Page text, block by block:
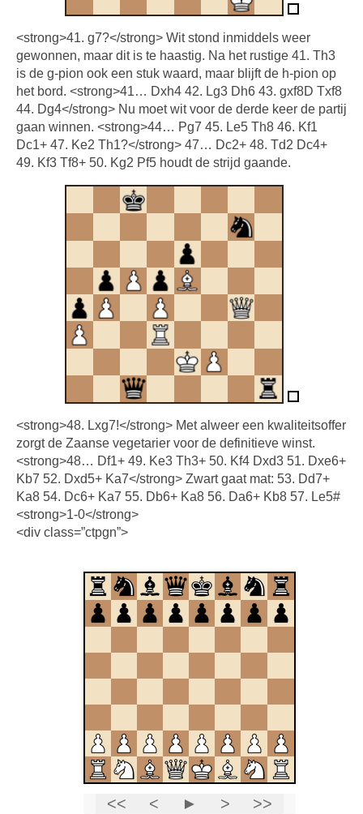
<strong>41. g7?</strong> Wit stond inmiddels weer
gewonnen, maar dit is te haastig. Na het rustige 41. Th3
is de g-pion ook een stuk waard, maar blijft de h-pion op
het bord. <strong>41… Dxh4 42. Lg3 Dh6 43. gxf8D Txf8
44. Dg4</strong> Nu moet wit voor de derde keer de partij
gaan winnen. <strong>44… Pg7 45. Le5 Th8 46. Kf1
Dc1+ 47. Ke2 Th1?</strong> 47… Dc2+ 48. Td2 Dc4+
49. Kf3 Tf8+ 50. Kg2 Pf5 houdt de strijd gaande.
<strong>48. Lxg7!</strong> Met alweer een kwaliteitsoffer
zorgt de Zaanse vegetarier voor de definitieve winst.
<strong>48… Df1+ 49. Ke3 Th3+ 50. Kf4 Dxd3 51. Dxe6+
Kb7 52. Dxd5+ Ka7</strong> Zwart gaat mat: 53. Dd7+
Ka8 54. Dc6+ Ka7 55. Db6+ Ka8 56. Da6+ Kb8 57. Le5#
<strong>1-0</strong>
<div class=”ctpgn”>